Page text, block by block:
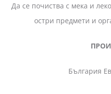
Да се почиства с мека и
остри предмети и
България